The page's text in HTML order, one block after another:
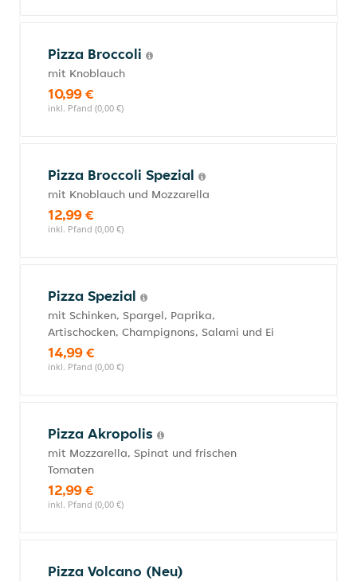
Pizza Broccoli
mit Knoblauch
10,99 €
inkl. Pfand (0,00 €)
Pizza Broccoli Spezial
mit Knoblauch und Mozzarella
12,99 €
inkl. Pfand (0,00 €)
Pizza Spezial
mit Schinken, Spargel, Paprika,
Artischocken, Champignons, Salami und Ei
14,99 €
inkl. Pfand (0,00 €)
Pizza Akropolis
mit Mozzarella, Spinat und frischen
Tomaten
12,99 €
inkl. Pfand (0,00 €)
Pizza Volcano (Neu)